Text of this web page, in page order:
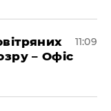
– Офіс
11:09